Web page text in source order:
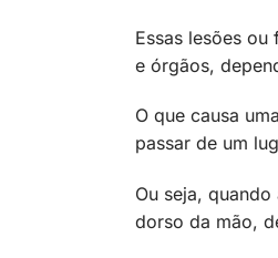
Essas lesões
e órgãos,
O que causa
passar de um
Ou seja,
dorso da mão,